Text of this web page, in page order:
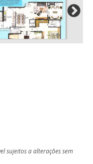
sujeitos a alterações sem